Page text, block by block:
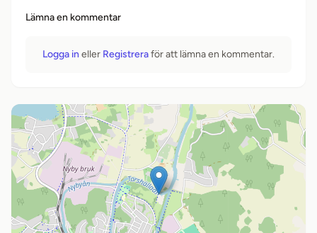
Lämna en kommentar
Logga in eller Registreraför att lämna en kommentar.